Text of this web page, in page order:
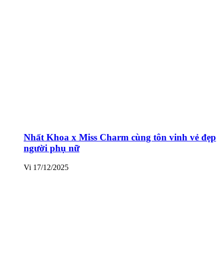
Nhất Khoa x Miss Charm cùng tôn vinh vẻ đẹp
người phụ nữ
Vi 17/12/2025